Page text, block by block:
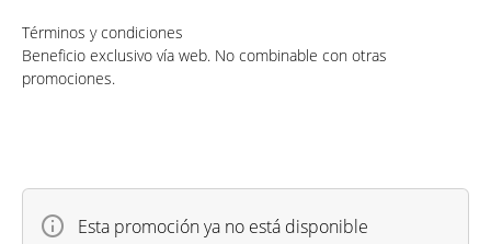
Términos y condiciones
Beneficio exclusivo vía web. No combinable con otras
promociones.
Esta promoción ya no está disponible